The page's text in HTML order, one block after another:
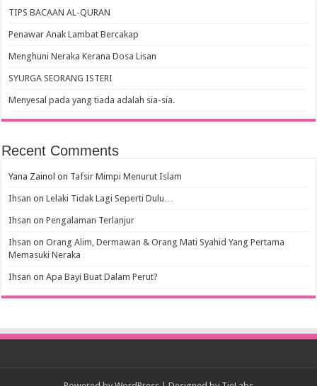
TIPS BACAAN AL-QURAN
Penawar Anak Lambat Bercakap
Menghuni Neraka Kerana Dosa Lisan
SYURGA SEORANG ISTERI
Menyesal pada yang tiada adalah sia-sia.
Recent Comments
Yana Zainol on Tafsir Mimpi Menurut Islam
Ihsan onLelaki Tidak Lagi Seperti Dulu…
Ihsan onPengalaman Terlanjur
Ihsan onOrang Alim, Dermawan & Orang Mati Syahid Yang Pertama
Memasuki Neraka
Ihsan onApa Bayi Buat Dalam Perut?